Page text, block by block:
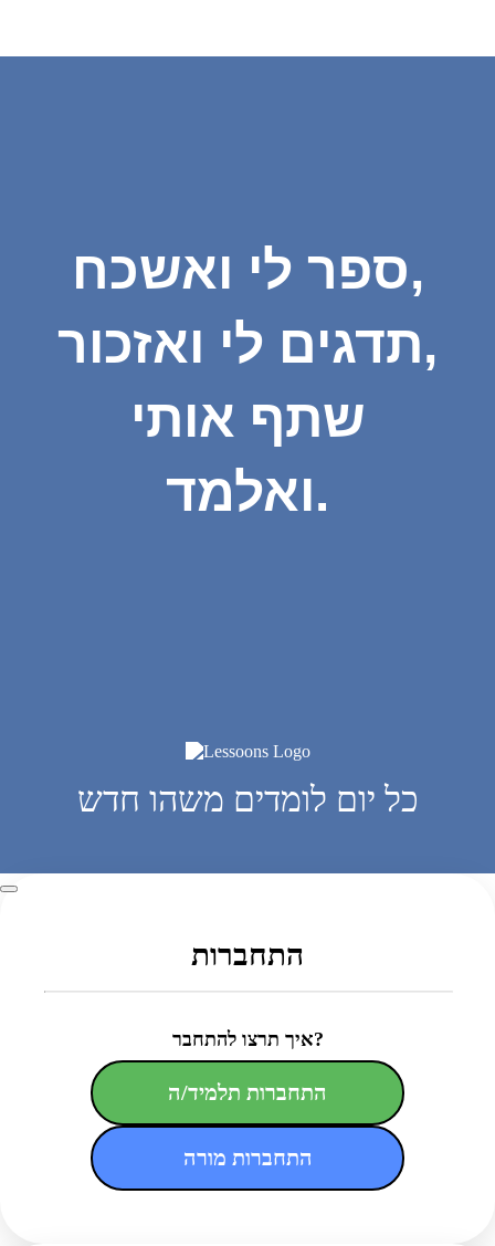
ספר לי ואשכח,
תדגים לי ואזכור,
שתף אותי
ואלמד.
כל יום לומדים משהו חדש
התחברות
איך תרצו להתחבר?
התחברות תלמיד/ה
התחברות מורה